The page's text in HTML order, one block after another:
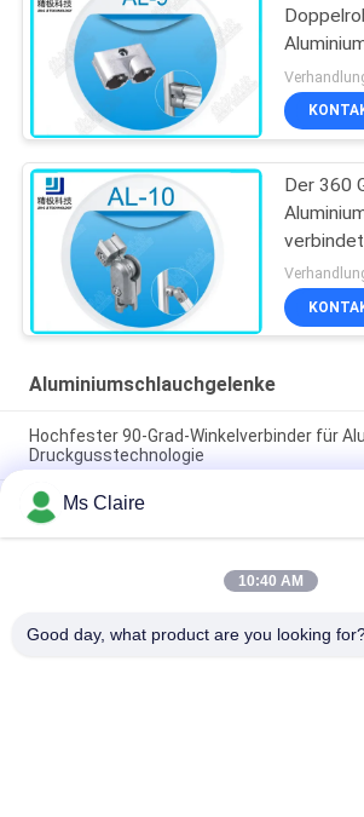
Der 360
freie
Aluminiumschlauchgelenke
Hochfester 90-Grad-Winkelverbinder für
Druckgusstechnologie
ISO9001-zertifizierte Druckguss-
Aluminium-Rohrverbindung für schlanke
industrielle Arbeitsplätze
90° weiblich angezogene
Ms Claire
10:40 AM
Good day, what product are you looking